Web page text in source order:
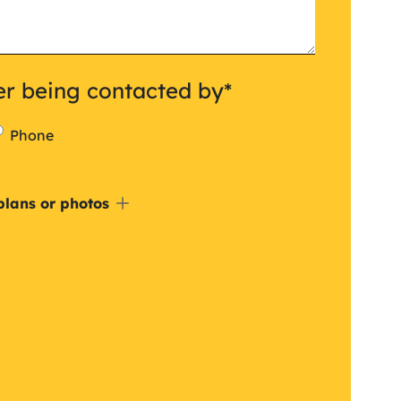
being contacted by*
Phone
or photos